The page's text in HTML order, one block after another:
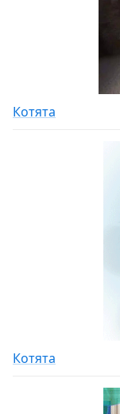
Котята
Котята